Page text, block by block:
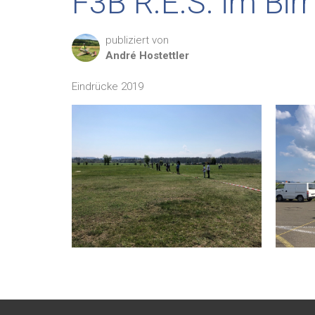
publiziert von
André Hostettler
Eindrücke 2019